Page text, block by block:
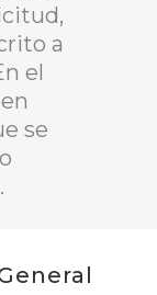
a
el
se